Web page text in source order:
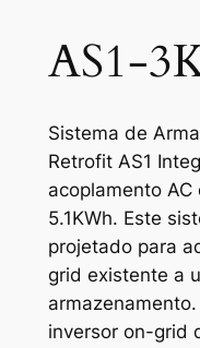
AS1-
Sistema de
Retrofit AS1
acoplamento
5.1KWh. Este
projetado para
grid existente a
inversor on-grid